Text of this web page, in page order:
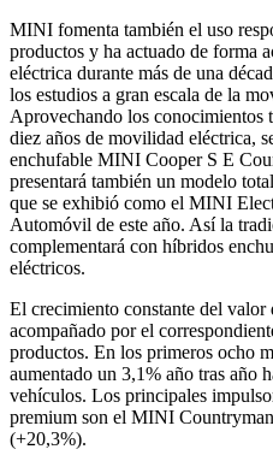
MINI fomenta también el uso
productos y ha actuado de forma
eléctrica durante más de una
los estudios a gran escala de la
Aprovechando los conocimientos
diez años de movilidad eléctrica,
enchufable MINI Cooper S E
presentará también un modelo
que se exhibió como el MINI
Automóvil de este año. Así la
complementará con híbridos
eléctricos.
El crecimiento constante del
acompañado por el
productos. En los primeros ocho
aumentado un 3,1% año tras año
vehículos. Los principales
premium son el MINI
(+20,3%).